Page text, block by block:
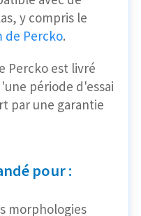
y compris le
de Percko.
Percko est livré
période d'essai
par une garantie
pour :
morphologies